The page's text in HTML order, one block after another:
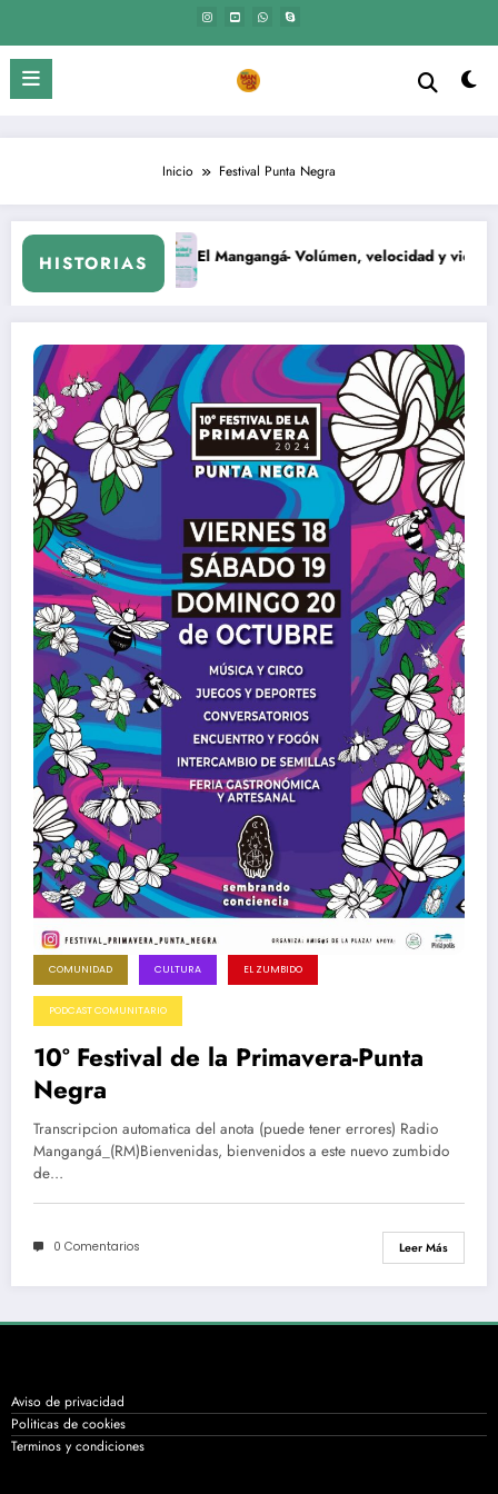
contenido
Inicio Festival Punta Negra
HISTORIAS
El Mangangá- Volúmen, velocidad y violencia.
COMUNIDAD CULTURA EL ZUMBIDO
PODCAST COMUNITARIO
10º Festival de la Primavera-Punta
Negra
Transcripcion automatica del anota (puede tener errores) Radio
Mangangá_(RM)Bienvenidas, bienvenidos a este nuevo zumbido
de…
0 Comentarios Leer Más
Aviso de privacidad
Politicas de cookies
Terminos y condiciones